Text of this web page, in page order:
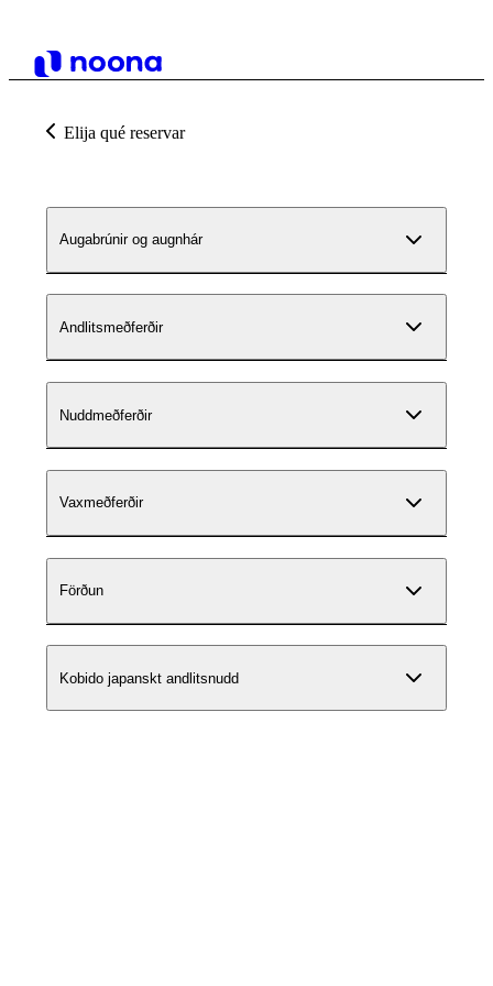
Elija qué reservar
Augabrúnir og augnhár
Andlitsmeðferðir
Nuddmeðferðir
Vaxmeðferðir
Förðun
Kobido japanskt andlitsnudd